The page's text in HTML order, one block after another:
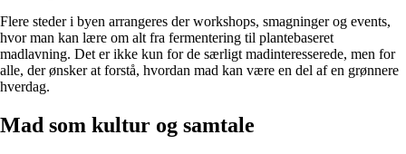
Flere steder i byen arrangeres der workshops, smagninger og events,
hvor man kan lære om alt fra fermentering til plantebaseret
madlavning. Det er ikke kun for de særligt madinteresserede, men for
alle, der ønsker at forstå, hvordan mad kan være en del af en grønnere
hverdag.
Mad som kultur og samtale